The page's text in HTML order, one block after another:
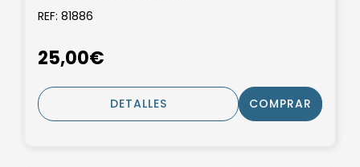
REF: 81886
25,00€
DETALLES COMPRAR